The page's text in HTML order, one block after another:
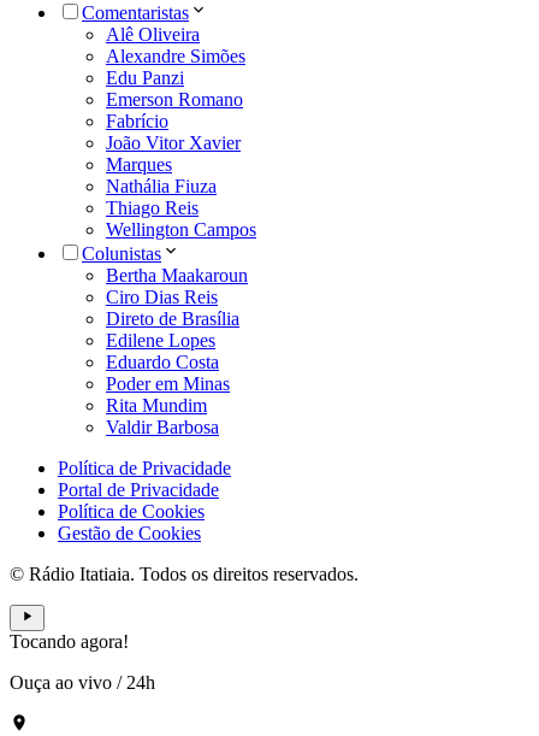
Comentaristas
Alê Oliveira
Alexandre Simões
Edu Panzi
Emerson Romano
Fabrício
João Vitor Xavier
Marques
Nathália Fiuza
Thiago Reis
Wellington Campos
Colunistas
Bertha Maakaroun
Ciro Dias Reis
Direto de Brasília
Edilene Lopes
Eduardo Costa
Poder em Minas
Rita Mundim
Valdir Barbosa
Política de Privacidade
Portal de Privacidade
Política de Cookies
Gestão de Cookies
© Rádio Itatiaia. Todos os direitos reservados.
Tocando agora!
Ouça ao vivo / 24h